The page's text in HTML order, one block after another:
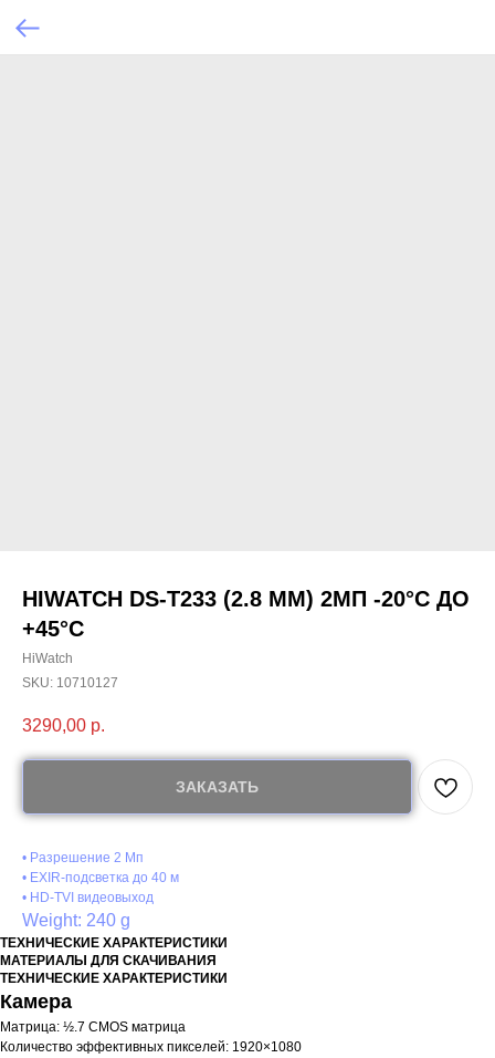
HIWATCH DS-T233 (2.8 MM) 2МП -20°С ДО
+45°С
HiWatch
SKU: 10710127
3290,00 р.
ЗАКАЗАТЬ
• Разрешение 2 Мп
• EXIR-подсветка до 40 м
• HD-TVI видеовыход
Weight: 240 g
ТЕХНИЧЕСКИЕ ХАРАКТЕРИСТИКИ
МАТЕРИАЛЫ ДЛЯ СКАЧИВАНИЯ
ТЕХНИЧЕСКИЕ ХАРАКТЕРИСТИКИ
Камера
Матрица: ½.7 CMOS матрица
Количество эффективных пикселей: 1920×1080